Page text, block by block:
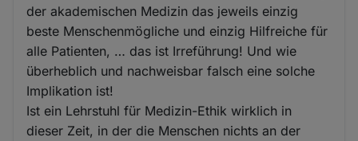
der akademischen Medizin das jeweils einzig
beste Menschenmögliche und einzig Hilfreiche für
alle Patienten, … das ist Irreführung! Und wie
überheblich und nachweisbar falsch eine solche
Implikation ist!
Ist ein Lehrstuhl für Medizin-Ethik wirklich in
dieser Zeit, in der die Menschen nichts an der